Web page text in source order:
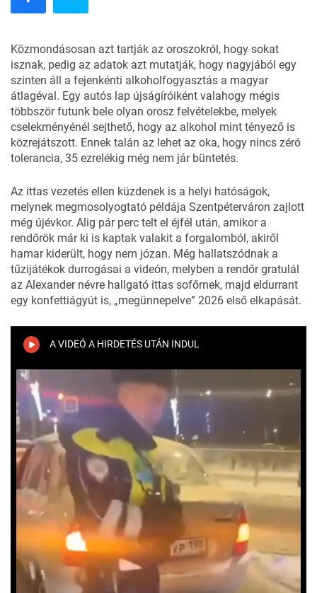
Közmondásosan azt tartják az oroszokról, hogy sokat
isznak, pedig az adatok azt mutatják, hogy nagyjából egy
szinten áll a fejenkénti alkoholfogyasztás a magyar
átlagéval. Egy autós lap újságíróiként valahogy mégis
többször futunk bele olyan orosz felvételekbe, melyek
cselekményénél sejthető, hogy az alkohol mint tényező is
közrejátszott. Ennek talán az lehet az oka, hogy nincs zéró
tolerancia, 35 ezrelékig még nem jár büntetés.
Az ittas vezetés ellen küzdenek is a helyi hatóságok,
melynek megmosolyogtató példája Szentpéterváron zajlott
még újévkor. Alig pár perc telt el éjfél után, amikor a
rendőrök már ki is kaptak valakit a forgalomból, akiről
hamar kiderült, hogy nem józan. Még hallatszódnak a
tűzijátékok durrogásai a videón, melyben a rendőr gratulál
az Alexander névre hallgató ittas sofőrnek, majd eldurrant
egy konfettiágyút is, „megünnepelve” 2026 első elkapását.
A VIDEÓ A HIRDETÉS UTÁN INDUL